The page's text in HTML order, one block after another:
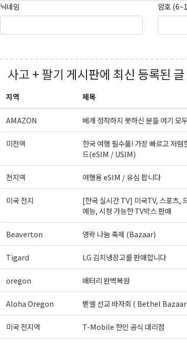
닉네임 암호
사고 + 팔기 게시판에 최신 등록된 글
지역 제목
AMAZON 베개 정착하지 못하신 분들 여기 모
미전역
한국 여행 필수품! 가장 빠르고 저렴
드(eSIM / USIM)
전지역 여행용 eSIM / 유심 팝니다
미국 전지
[한국 실시간 TV] 미국TV, 스포츠,
예능, 시청 가능한 TV박스 판매
Beaverton 영락 나눔 축제 (Bazaar)
Tigard LG 김치냉장고를 판매합니다
oregon 배터리 완벽복원
Aloha Oregon 벧엘 선교 바자회 ( Bethel
미국 전지역 T-Mobile 한인 공식 대리점
오레곤K 뉴스레터 구독
보실수 있습니다.
Email
Last Name
Suite A, Edmonds, WA, 98026, US, https://wowseattle.com. You can
by using the SafeUnsubscribe® link, found at the bottom of every email.
오레곤K 뉴스레터 구